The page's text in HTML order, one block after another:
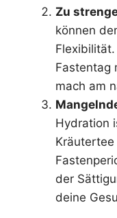
Zu
können
Fastentag
mach am
Hydration
der
deine